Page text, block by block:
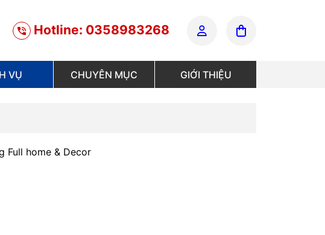
Hotline: 0358983268
VỤ CHUYÊN MỤC GIỚI THIỆU
Full home & Decor